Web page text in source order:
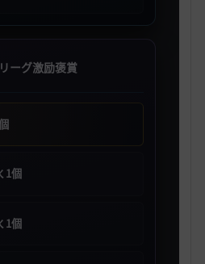
ーグ激励褒賞
1個
1個